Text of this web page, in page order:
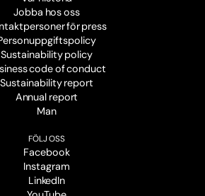
Jobba hos oss
för press
Sustainability policy
code of conduct
Sustainability report
Annual report
Man
FÖLJ OSS
Facebook
Instagram
LinkedIn